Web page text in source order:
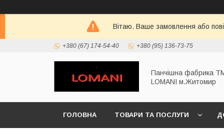
Вітаю. Ваше замовлення або
+380 (67) 174-54-40 +380 (95) 136-73-75
Панчішна фабрика
LOMANI м.Житомир
ГОЛОВНА ТОВАРИ ТА ПОСЛУГИ